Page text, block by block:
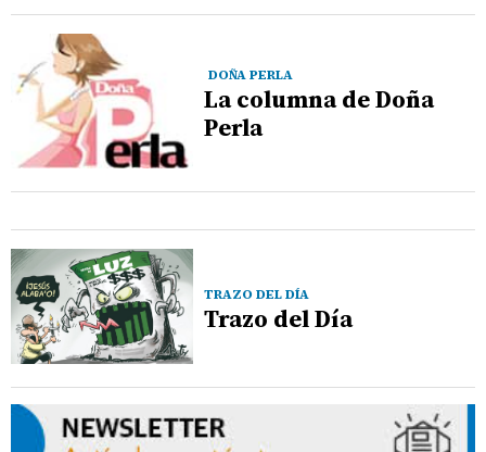
DOÑA PERLA
La columna de Doña
Perla
TRAZO DEL DÍA
Trazo del Día